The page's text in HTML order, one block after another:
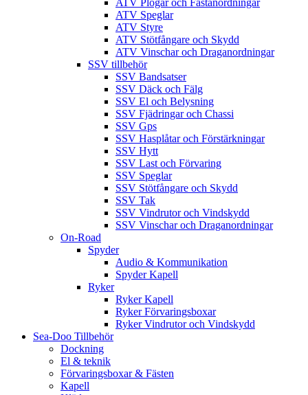
ATV Plogar och Fästanordningar
ATV Speglar
ATV Styre
ATV Stötfångare och Skydd
ATV Vinschar och Draganordningar
SSV tillbehör
SSV Bandsatser
SSV Däck och Fälg
SSV El och Belysning
SSV Fjädringar och Chassi
SSV Gps
SSV Hasplåtar och Förstärkningar
SSV Hytt
SSV Last och Förvaring
SSV Speglar
SSV Stötfångare och Skydd
SSV Tak
SSV Vindrutor och Vindskydd
SSV Vinschar och Draganordningar
On-Road
Spyder
Audio & Kommunikation
Spyder Kapell
Ryker
Ryker Kapell
Ryker Förvaringsboxar
Ryker Vindrutor och Vindskydd
Sea-Doo Tillbehör
Dockning
El & teknik
Förvaringsboxar & Fästen
Kapell